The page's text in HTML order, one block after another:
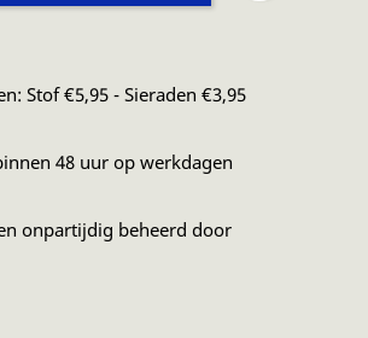
Stof €5,95 - Sieraden €3,95
48 uur op werkdagen
onpartijdig beheerd door